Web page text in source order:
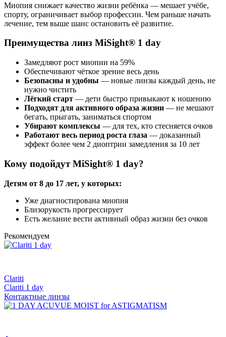
Миопия снижает качество жизни ребёнка — мешает учёбе,
спорту, ограничивает выбор профессии. Чем раньше начать
лечение, тем выше шанс остановить её развитие.
Преимущества линз MiSight® 1 day
Замедляют рост миопии на 59%
Обеспечивают чёткое зрение весь день
Безопасны и удобны — новые линзы каждый день, не
нужно чистить
Лёгкий старт — дети быстро привыкают к ношению
Подходят для активного образа жизни — не мешают
бегать, прыгать, заниматься спортом
Убирают комплексы — для тех, кто стесняется очков
Работают весь период роста глаза — доказанный
эффект более чем 2 диоптрии замедления за 10 лет
Кому подойдут MiSight® 1 day?
Детям от 8 до 17 лет, у которых:
Уже диагностирована миопия
Близорукость прогрессирует
Есть желание вести активный образ жизни без очков
Рекомендуем
Clariti
Clariti 1 day
Контактные линзы